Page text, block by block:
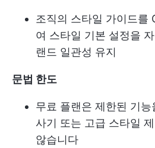
조직의 스타일 가이드를
여 스타일 기본 설정을
랜드 일관성 유지
문법 한도
무료 플랜은 제한된 기
사기 또는 고급 스타일
않습니다